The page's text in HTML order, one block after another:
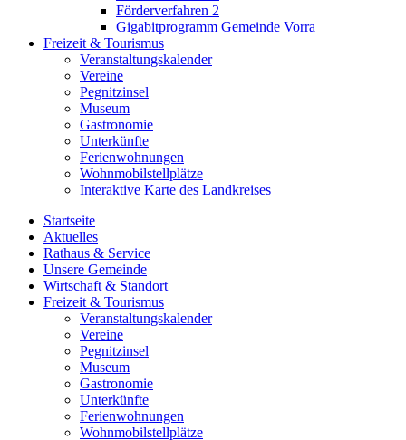
Förderverfahren 2
Gigabitprogramm Gemeinde Vorra
Freizeit & Tourismus
Veranstaltungskalender
Vereine
Pegnitzinsel
Museum
Gastronomie
Unterkünfte
Ferienwohnungen
Wohnmobilstellplätze
Interaktive Karte des Landkreises
Startseite
Aktuelles
Rathaus & Service
Unsere Gemeinde
Wirtschaft & Standort
Freizeit & Tourismus
Veranstaltungskalender
Vereine
Pegnitzinsel
Museum
Gastronomie
Unterkünfte
Ferienwohnungen
Wohnmobilstellplätze